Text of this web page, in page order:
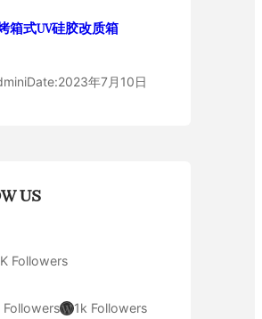
箱式UV硅胶改质箱
Date:2023年7月10日
US
Followers
FollowersWordPress 1k Followers